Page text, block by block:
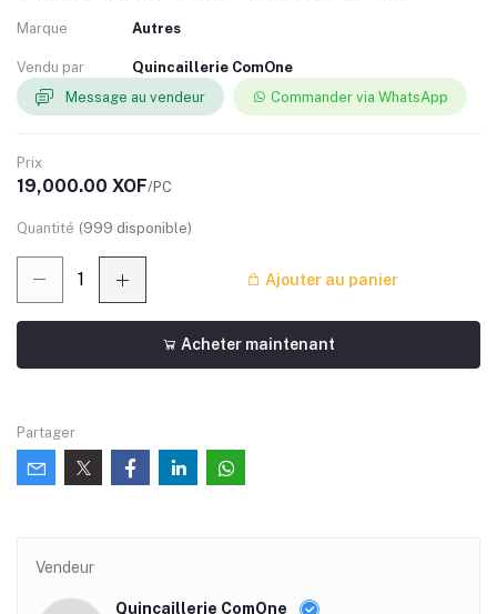
Marque Autres
Vendu par
Quincaillerie ComOne
Message au vendeur
Commander via WhatsApp
Prix
19,000.00 XOF/PC
Quantité (999 disponible)
Ajouter au panier
Acheter maintenant
Partager
Vendeur
Quincaillerie ComOne